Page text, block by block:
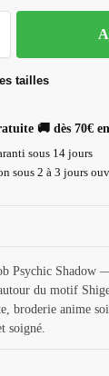
tailles
🚚 dès 70€
sous 14 jours
sous 2 à 3 jours
Psychic Shadow
du motif
broderie anime
soigné.